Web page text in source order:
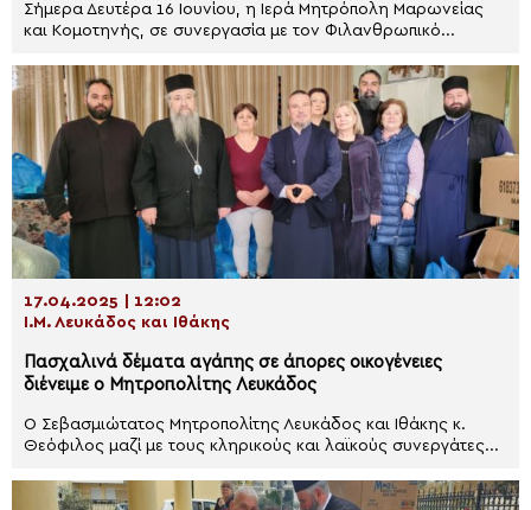
Σήμερα Δευτέρα 16 Ιουνίου, η Ιερά Μητρόπολη Μαρωνείας
και Κομοτηνής, σε συνεργασία με τον Φιλανθρωπικό...
17.04.2025 | 12:02
Ι.Μ. Λευκάδος και Ιθάκης
Πασχαλινά δέματα αγάπης σε άπορες οικογένειες
διένειμε ο Μητροπολίτης Λευκάδος
Ο Σεβασμιώτατος Μητροπολίτης Λευκάδος και Ιθάκης κ.
Θεόφιλος μαζί με τους κληρικούς και λαϊκούς συνεργάτες...